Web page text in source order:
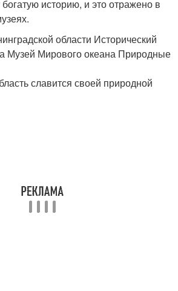
историю, и это отражено в
области Исторический
Музей Мирового океана Природные
славится своей природной